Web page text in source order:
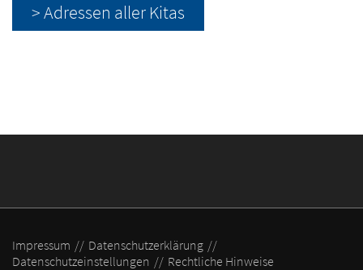
> Adressen aller Kitas
Impressum
Datenschutzerklärung
Datenschutzeinstellungen
Rechtliche Hinweise